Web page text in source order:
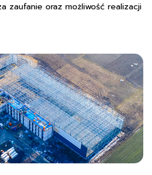
zaufanie oraz możliwość realizacji